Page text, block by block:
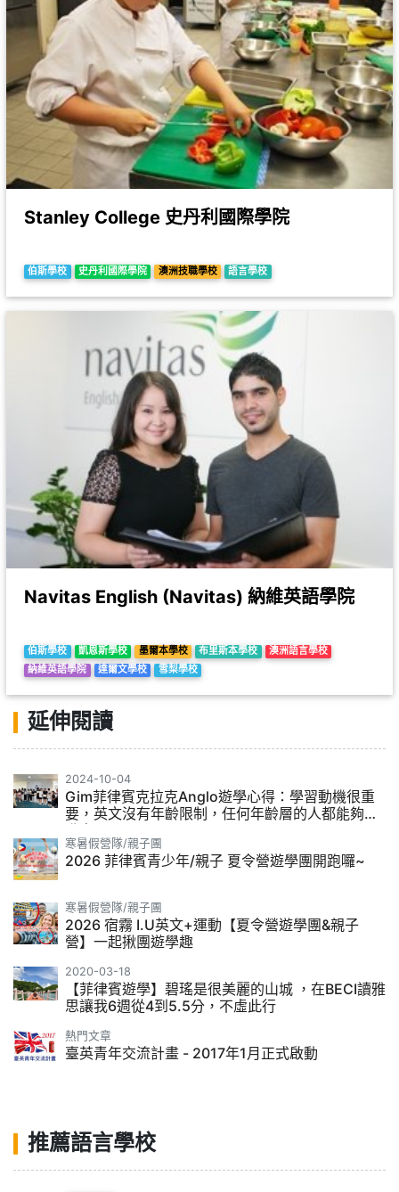
Stanley College 史丹利國際學院
伯斯學校 史丹利國際學院 澳洲技職學校 語言學校
Navitas English (Navitas) 納維英語學院
伯斯學校 凱恩斯學校 墨爾本學校 布里斯本學校
澳洲語言學校
納維英語學院
達爾文學校 雪梨學校
延伸閱讀
2024-10-04
Gim菲律賓克拉克Anglo遊學心得：學習動機很重
要，英文沒有年齡限制，任何年齡層的人都能夠提
寒暑假營隊/親子團
2026 菲律賓青少年/親子 夏令營遊學團開跑囉~
寒暑假營隊/親子團
2026 宿霧 I.U英文+運動【夏令營遊學團&親子
營】一起揪團遊學趣
2020-03-18
【菲律賓遊學】碧瑤是很美麗的山城 ，在BECI讀雅
思讓我6週從4到5.5分，不虛此行
熱門文章
臺英青年交流計畫 - 2017年1月正式啟動
推薦語言學校